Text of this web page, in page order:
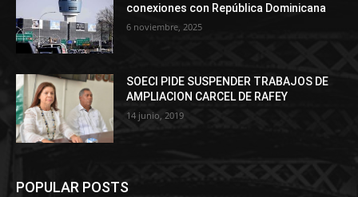
conexiones con República Dominicana
6 noviembre, 2025
SOECI PIDE SUSPENDER TRABAJOS DE
AMPLIACION CARCEL DE RAFEY
14 junio, 2019
POPULAR POSTS